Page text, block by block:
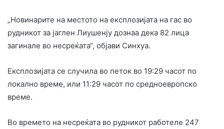
„Новинарите на местото на експлозијата на гас во
рудникот за јаглен Лиушенју дознаа дека 82 лица
загинале во несреќата“, објави Синхуа.
Експлозијата се случила во петок во 19:29 часот по
локално време, или 11:29 часот по средноевропско
време.
Во времето на несреќата во рудникот работеле 247